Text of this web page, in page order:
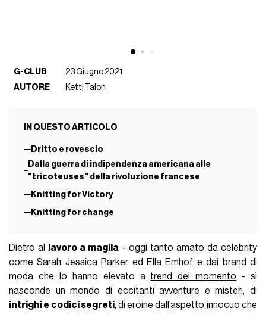
G-CLUB
23 Giugno 2021
AUTORE
Kettj Talon
IN QUESTO ARTICOLO
Dritto e rovescio
Dalla guerra di indipendenza americana alle
"tricoteuses" della rivoluzione francese
Knitting for Victory
Knitting for change
Dietro al lavoro a maglia - oggi tanto amato da celebrity
come Sarah Jessica Parker ed
Ella Emhof e dai brand di
moda che lo hanno elevato a trend del momento - si
nasconde un mondo di eccitanti avventure e misteri, di
intrighi e codici segreti, di eroine dall’aspetto innocuo che